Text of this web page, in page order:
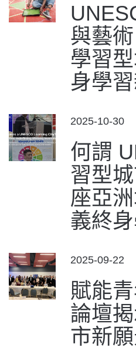
與藝
學習
身學
POSTED
2025-10-30
何謂
習型
座亞
義終
POSTED
2025-09-22
賦能
論壇
市新